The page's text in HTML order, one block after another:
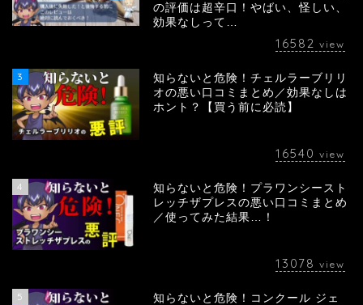
の評価は超辛口！やばい、怪しい、
効果なしって…
16582 view
3
知らないと危険！チェルラーブリリ
オの悪い口コミまとめ／効果なしは
ホント？【買う前に必読】
16540 view
4
知らないと危険！プラワンシースト
レッチザプレスの悪い口コミまとめ
／使ってみた結果…！
13078 view
5
知らないと危険！コンクール ジェ